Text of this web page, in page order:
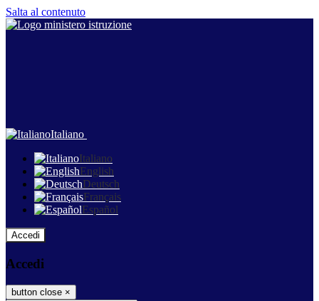
Salta al contenuto
Italiano
Italiano
English
Deutsch
Français
Español
Accedi
Accedi
button close ×